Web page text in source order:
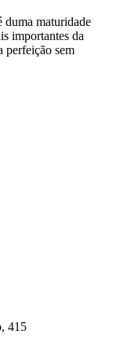
duma maturidade
importantes da
sem
415